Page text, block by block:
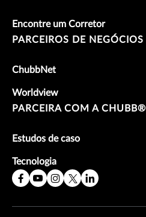
Encontre um Corretor
PARCEIROS DE NEGÓCIOS
ChubbNet
Worldview
PARCEIRA COM A CHUBB®
Estudos de caso
Tecnologia